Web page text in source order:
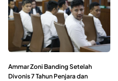
Ammar Zoni Banding Setelah
Divonis 7 Tahun Penjara dan